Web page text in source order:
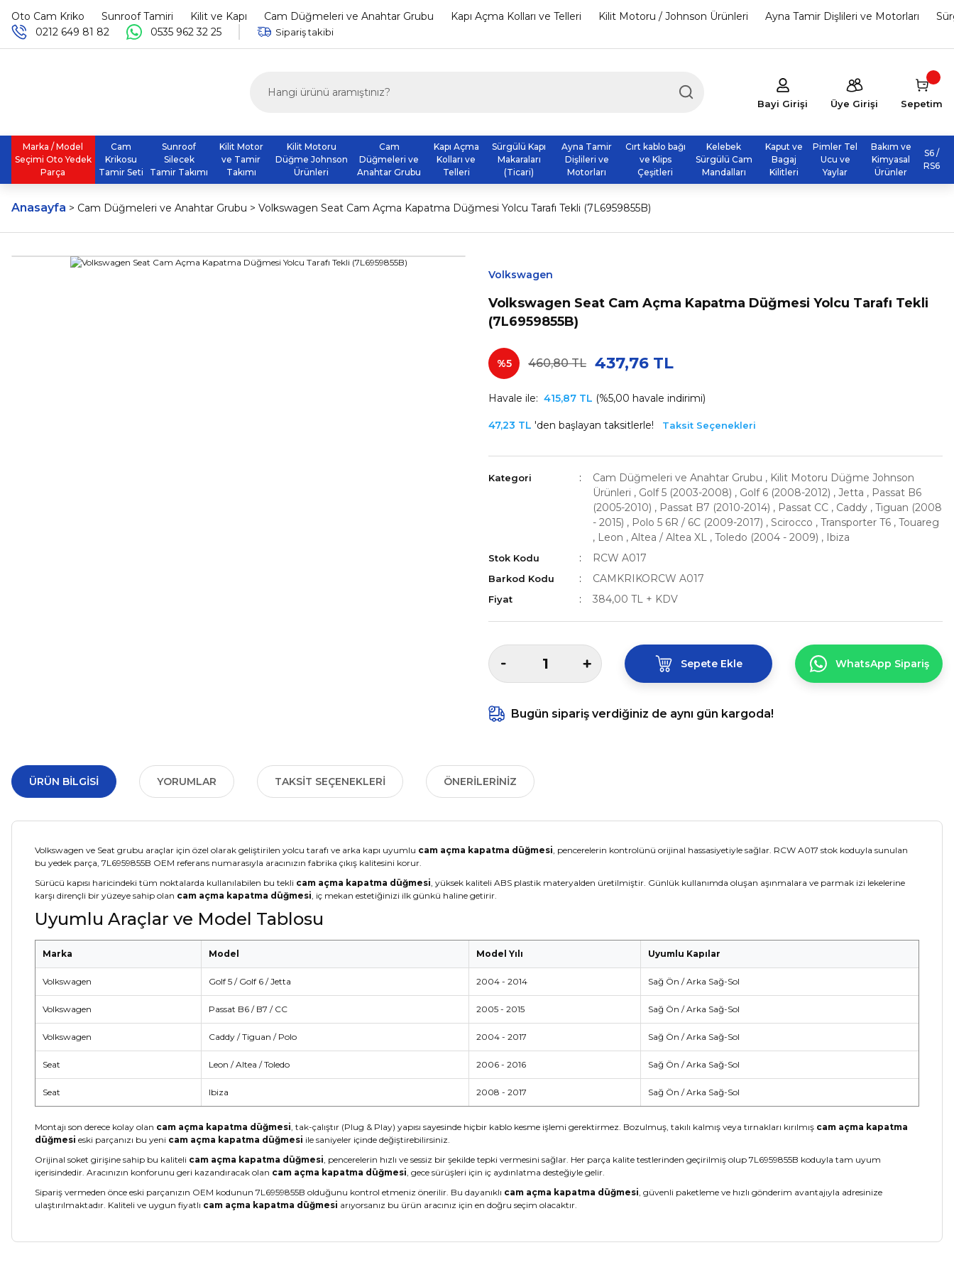
Oto Cam Kriko Sunroof Tamiri Kilit ve Kapı Cam Düğmeleri ve Anahtar Grubu Kapı Açma Kolları ve Telleri Kilit Motoru / Johnson Ürünleri Ayna Tamir Dişlileri ve Motorları
0212 649 81 82
0535 962 32 25 Sipariş takibi
Bayi Girişi Üye Girişi Sepetim
Marka / Model
Seçimi Oto Yedek
Parça
Cam
Krikosu
Tamir Seti
Sunroof
Silecek
Tamir Takımı
Kilit Motor
ve Tamir
Takımı
Kilit Motoru
Düğme Johnson
Ürünleri
Cam
Düğmeleri ve
Anahtar Grubu
Kapı Açma
Kolları ve
Telleri
Sürgülü Kapı
Makaraları
(Ticari)
Ayna Tamir
Dişlileri ve
Motorları
Cırt kablo bağı
ve Klips
Çeşitleri
Kelebek
Sürgülü Cam
Mandalları
Kaput ve
Bagaj
Kilitleri
Pimler Tel
Ucu ve
Yaylar
Bakım ve
Kimyasal
Ürünler
S6 /
RS6
Anasayfa Cam Düğmeleri ve Anahtar Grubu Volkswagen Seat Cam Açma Kapatma Düğmesi Yolcu Tarafı Tekli (7L6959855B)
Volkswagen
Volkswagen Seat Cam Açma Kapatma Düğmesi Yolcu Tarafı Tekli
(7L6959855B)
%5 460,80 TL 437,76 TL
Havale ile: 415,87 TL (%5,00 havale indirimi)
47,23 TL 'den başlayan taksitlerle! Taksit Seçenekleri
Kategori Cam Düğmeleri ve Anahtar Grubu , Kilit Motoru Düğme Johnson
Ürünleri , Golf 5 (2003-2008) , Golf 6 (2008-2012) , Jetta , Passat B6
(2005-2010) , Passat B7 (2010-2014) , Passat CC , Caddy , Tiguan (2008
- 2015) , Polo 5 6R / 6C (2009-2017) , Scirocco , Transporter T6 , Touareg
, Leon , Altea / Altea XL , Toledo (2004 - 2009) , Ibiza
Stok Kodu RCW A017
Barkod Kodu CAMKRIKORCW A017
Fiyat 384,00 TL + KDV
Sepete Ekle WhatsApp Sipariş
Bugün sipariş verdiğiniz de aynı gün kargoda!
ÜRÜN BILGISI YORUMLAR TAKSIT SEÇENEKLERI ÖNERILERINIZ
Volkswagen ve Seat grubu araçlar için özel olarak geliştirilen yolcu tarafı ve arka kapı uyumlu cam açma kapatma düğmesi, pencerelerin kontrolünü orijinal hassasiyetiyle sağlar. RCW A017 stok koduyla sunulan
bu yedek parça, 7L6959855B OEM referans numarasıyla aracınızın fabrika çıkış kalitesini korur.
Sürücü kapısı haricindeki tüm noktalarda kullanılabilen bu tekli cam açma kapatma düğmesi, yüksek kaliteli ABS plastik materyalden üretilmiştir. Günlük kullanımda oluşan aşınmalara ve parmak izi lekelerine
karşı dirençli bir yüzeye sahip olan cam açma kapatma düğmesi, iç mekan estetiğinizi ilk günkü haline getirir.
Uyumlu Araçlar ve Model Tablosu
Marka Model Model Yılı Uyumlu Kapılar
Volkswagen Golf 5 / Golf 6 / Jetta 2004 - 2014 Sağ Ön / Arka Sağ-Sol
Volkswagen Passat B6 / B7 / CC 2005 - 2015 Sağ Ön / Arka Sağ-Sol
Volkswagen Caddy / Tiguan / Polo 2004 - 2017 Sağ Ön / Arka Sağ-Sol
Seat Leon / Altea / Toledo 2006 - 2016 Sağ Ön / Arka Sağ-Sol
Seat Ibiza 2008 - 2017 Sağ Ön / Arka Sağ-Sol
Montajı son derece kolay olan cam açma kapatma düğmesi, tak-çalıştır (Plug & Play) yapısı sayesinde hiçbir kablo kesme işlemi gerektirmez. Bozulmuş, takılı kalmış veya tırnakları kırılmış cam açma kapatma
düğmesi eski parçanızı bu yeni cam açma kapatma düğmesi ile saniyeler içinde değiştirebilirsiniz.
Orijinal soket girişine sahip bu kaliteli cam açma kapatma düğmesi, pencerelerin hızlı ve sessiz bir şekilde tepki vermesini sağlar. Her parça kalite testlerinden geçirilmiş olup 7L6959855B koduyla tam uyum
içerisindedir. Aracınızın konforunu geri kazandıracak olan cam açma kapatma düğmesi, gece sürüşleri için iç aydınlatma desteğiyle gelir.
Sipariş vermeden önce eski parçanızın OEM kodunun 7L6959855B olduğunu kontrol etmeniz önerilir. Bu dayanıklı cam açma kapatma düğmesi, güvenli paketleme ve hızlı gönderim avantajıyla adresinize
ulaştırılmaktadır. Kaliteli ve uygun fiyatlı cam açma kapatma düğmesi arıyorsanız bu ürün aracınız için en doğru seçim olacaktır.